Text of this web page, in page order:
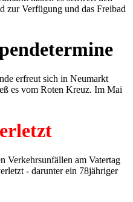
zur Verfügung und das Freibad
erfreut sich in Neumarkt
es vom Roten Kreuz. Im Mai
Verkehrsunfällen am Vatertag
- darunter ein 78jähriger